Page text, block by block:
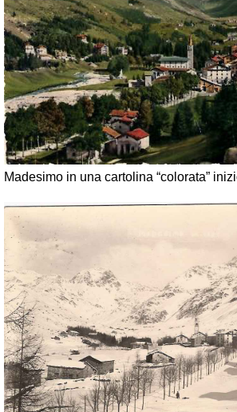
Madesimo in una cartolina “colorata”